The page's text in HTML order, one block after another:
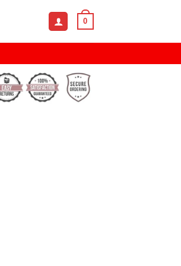
0
Steel Watch For Men quantity